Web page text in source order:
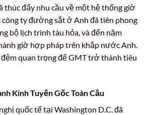
thúc đẩy nhu cầu về một hệ thống giờ
công ty đường sắt ở Anh đã tiên phong
bộ lịch trình tàu hỏa, và đến năm
giờ hợp pháp trên khắp nước Anh.
quan trọng để GMT trở thành tiêu
Kinh Tuyến Gốc Toàn Cầu
quốc tế tại Washington D.C. đã